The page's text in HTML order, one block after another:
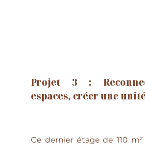
Projet 3 :
espaces, créer une
Ce dernier étage de 110